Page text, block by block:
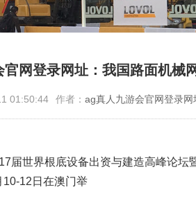
网登录网址：我国路面机械
01:50:44 作者： ag真人九游会官网登录网
世界根底设备出资与建造高峰论坛
12日在澳门举